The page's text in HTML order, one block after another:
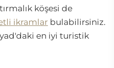
köşesi de
ikramlar bulabilirsiniz.
en iyi turistik